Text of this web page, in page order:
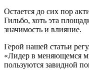
Остается до сих пор
Гильбо, хоть эта
значимость и влияние.
Герой нашей статьи
«Лидер в меняющемся
пользуются завидной